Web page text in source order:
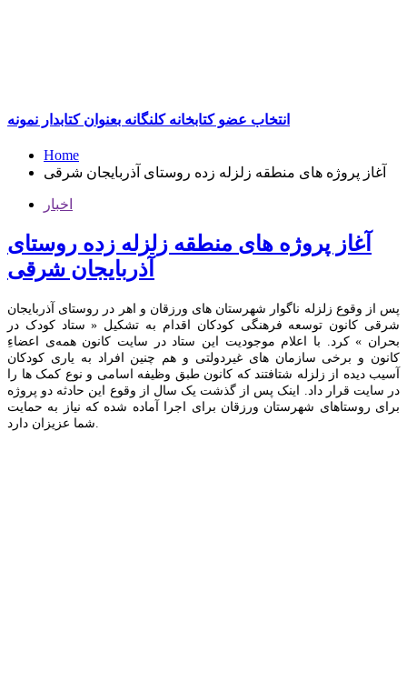
انتخاب عضو کتابخانه کلنگانه بعنوان کتابدار نمونه
Home
آغاز پروژه های منطقه زلزله زده روستای آذربایجان شرقی
اخبار
آغاز پروژه های منطقه زلزله زده روستای
آذربایجان شرقی
پس از وقوع زلزله ناگوار شهرستان های ورزقان و اهر در روستای آذربایجان
شرقی کانون توسعه فرهنگی کودکان اقدام به تشکیل « ستاد کودک در
بحران » کرد. با اعلام موجودیت این ستاد در سایت کانون همه‌ی اعضاءِ
کانون و برخی سازمان های غیردولتی و هم چنین افراد به یاری کودکان
آسیب دیده از زلزله شتافتند که کانون طبق وظیفه اسامی و نوع کمک ها را
در سایت قرار داد. اینک پس از گذشت یک سال از وقوع این حادثه دو پروژه
برای روستاهای شهرستان ورزقان برای اجرا آماده شده که نیاز به حمایت